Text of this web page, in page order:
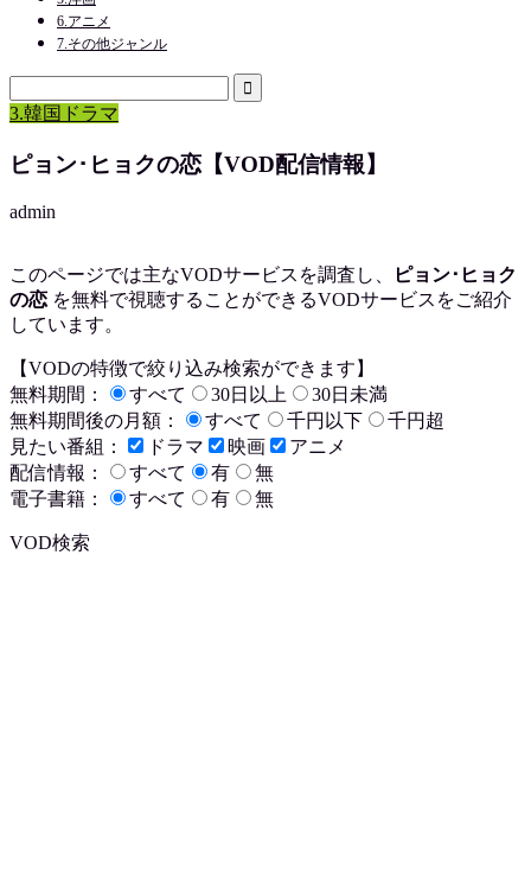
6.アニメ
7.その他ジャンル
3.韓国ドラマ
ピョン･ヒョクの恋【VOD配信情報】
admin
このページでは主なVODサービスを調査し、
ピョン･ヒョク
の恋 を無料で視聴することができるVODサービスをご紹介
しています。
【VODの特徴で絞り込み検索ができます】
無料期間：
すべて 30日以上
30日未満
無料期間後の月額：
すべて 千円以下
千円超
見たい番組：
ドラマ 映画
アニメ
配信情報：
すべて 有
無
電子書籍：
すべて 有 無
VOD検索